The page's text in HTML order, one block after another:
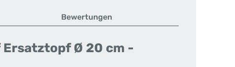
Bewertungen
Ø 20 cm -